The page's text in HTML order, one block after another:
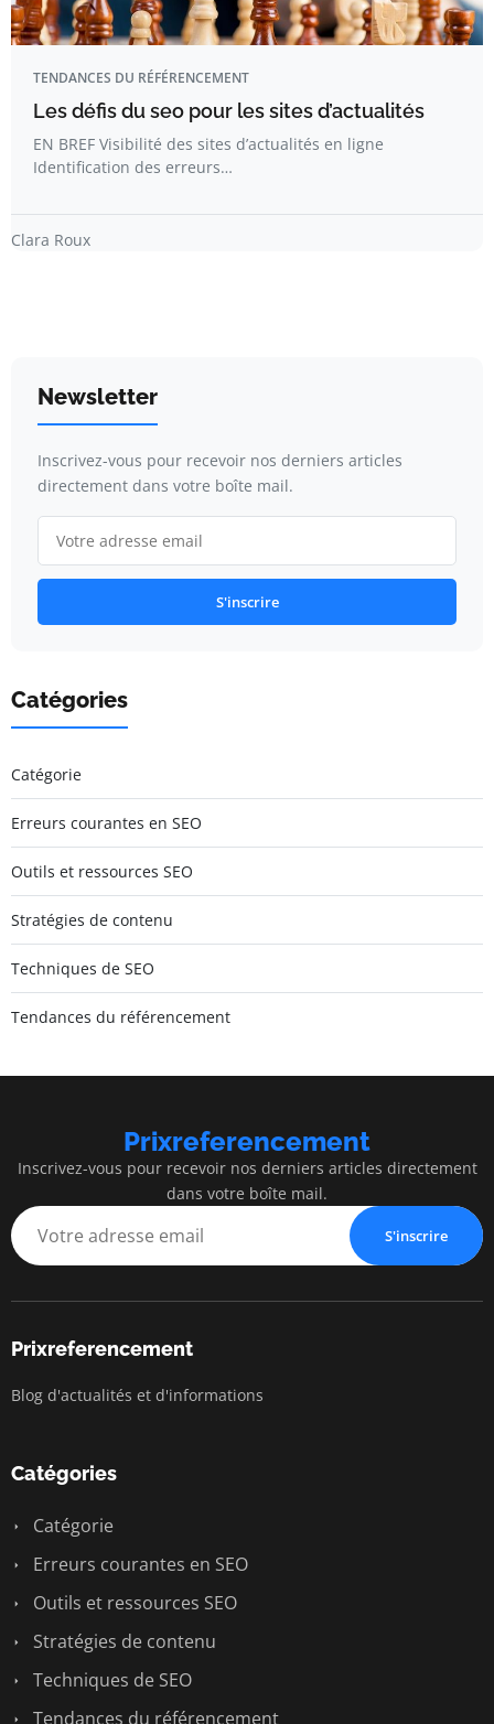
TENDANCES DU RÉFÉRENCEMENT
Les défis du seo pour les sites d’actualités
EN BREF Visibilité des sites d’actualités en ligne
Identification des erreurs…
Clara Roux
Newsletter
Inscrivez-vous pour recevoir nos derniers articles
directement dans votre boîte mail.
S'inscrire
Catégories
Catégorie
Erreurs courantes en SEO
Outils et ressources SEO
Stratégies de contenu
Techniques de SEO
Tendances du référencement
Prixreferencement
Inscrivez-vous pour recevoir nos derniers articles directement
dans votre boîte mail.
S'inscrire
Prixreferencement
Blog d'actualités et d'informations
Catégories
Catégorie
Erreurs courantes en SEO
Outils et ressources SEO
Stratégies de contenu
Techniques de SEO
Tendances du référencement